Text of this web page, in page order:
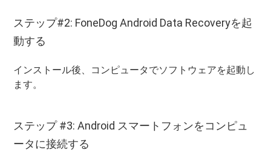
ステップ#2: FoneDog Android Data Recoveryを起
動する
インストール後、コンピュータでソフトウェアを起動し
ます。
ステップ #3: Android スマートフォンをコンピュ
ータに接続する